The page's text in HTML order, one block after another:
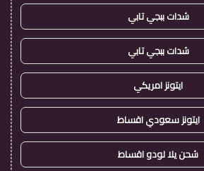
شدات ببجي تابي
شدات ببجي تابي
ايتونز امريكي
ايتونز سعودي اقساط
شحن يلا لودو اقساط